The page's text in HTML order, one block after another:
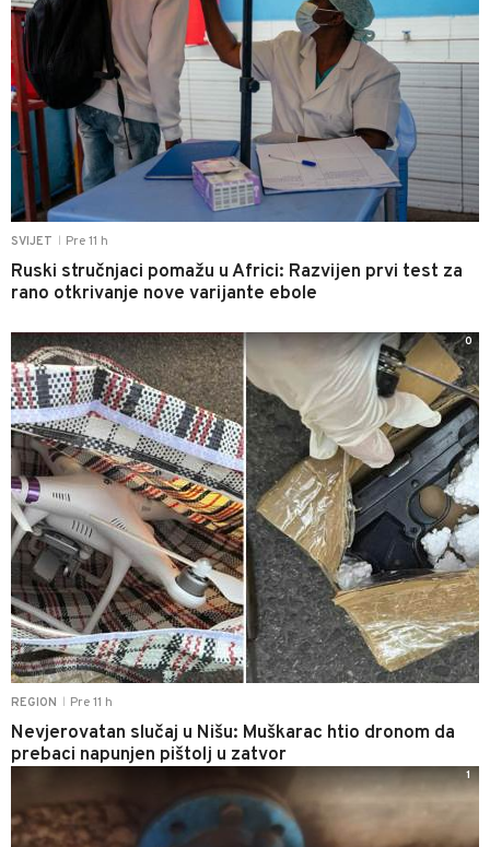
SVIJET Pre 11 h
Ruski stručnjaci pomažu u Africi: Razvijen prvi test za
rano otkrivanje nove varijante ebole
REGION Pre 11 h
Nevjerovatan slučaj u Nišu: Muškarac htio dronom da
prebaci napunjen pištolj u zatvor
0
1